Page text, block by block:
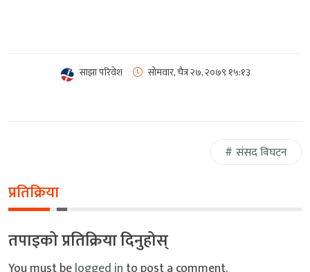
साझा परिवेश सोमवार, चैत्र २७, २०७९ १५:१३
संसद विघटन
प्रतिक्रिया
तपाइको प्रतिक्रिया दिनुहोस्